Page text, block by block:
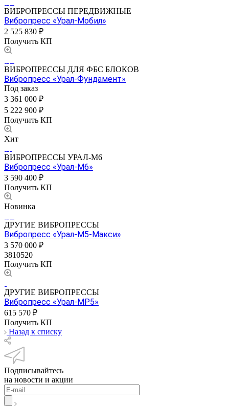
ВИБРОПРЕССЫ ПЕРЕДВИЖНЫЕ
Вибропресс «Урал-Мобил»
2 525 830 ₽
Получить КП
ВИБРОПРЕССЫ ДЛЯ ФБС БЛОКОВ
Вибропресс «Урал-Фундамент»
Под заказ
3 361 000 ₽
5 222 900 ₽
Получить КП
Хит
ВИБРОПРЕССЫ УРАЛ-М6
Вибропресс «Урал-М6»
3 590 400 ₽
Получить КП
Новинка
ДРУГИЕ ВИБРОПРЕССЫ
Вибропресс «Урал-М5-Макси»
3 570 000 ₽
3810520
Получить КП
ДРУГИЕ ВИБРОПРЕССЫ
Вибропресс «Урал-МР5»
615 570 ₽
Получить КП
Назад к списку
Подписывайтесь
на новости и акции